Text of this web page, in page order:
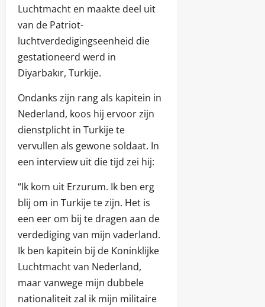
Luchtmacht en maakte deel uit
van de Patriot-
luchtverdedigingseenheid die
gestationeerd werd in
Diyarbakır, Turkije.
Ondanks zijn rang als kapitein in
Nederland, koos hij ervoor zijn
dienstplicht in Turkije te
vervullen als gewone soldaat. In
een interview uit die tijd zei hij:
“Ik kom uit Erzurum. Ik ben erg
blij om in Turkije te zijn. Het is
een eer om bij te dragen aan de
verdediging van mijn vaderland.
Ik ben kapitein bij de Koninklijke
Luchtmacht van Nederland,
maar vanwege mijn dubbele
nationaliteit zal ik mijn militaire